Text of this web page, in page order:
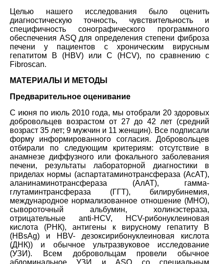
Целью нашего исследования было оценить
диагностическую точность, чувствительность и
специфичность сонографического программного
обеспечения ASQ для определения степени фиброза
печени у пациентов с хроническим вирусным
гепатитом В (HBV) или С (HCV), по сравнению с
Fibroscan.
МАТЕРИАЛЫ И МЕТОДЫ
Предварительное оценивание
С июня по июль 2010 года, мы отобрали 20 здоровых
добровольцев возрастом от 27 до 42 лет (средний
возраст 35 лет; 9 мужчин и 11 женщин). Все подписали
форму информированного согласия. Добровольцев
отбирали по следующим критериям: отсутствие в
анамнезе диффузного или фокального заболевания
печени, результаты лабораторной диагностики в
приделах нормы (аспартатаминотрансфераза (АсАТ),
аланинаминотрансфераза (АлАТ), гамма-
глутаминтрансфераза (ГГТ), билирубинемия,
международное нормализованное отношение (МНО),
сывороточный альбумин, холинэстераза,
отрицательные anti-HCV, HCV-рибонуклеиновая
кислота (РНК), антигены к вирусному гепатиту В
(HBsAg) и HBV- дезоксирибонуклеиновая кислота
(ДНК)) и обычное ультразвуковое исследование
(УЗИ). Всем добровольцам провели обычное
абдоминальное УЗИ и ASQ со специальным